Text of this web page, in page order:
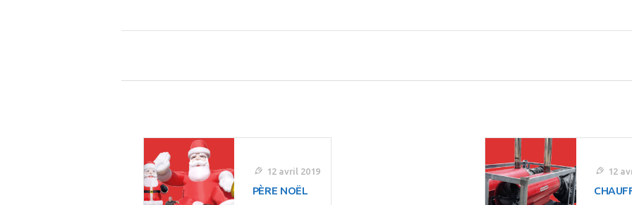
L’article
12 avril 2019
PÈRE NOËL
12